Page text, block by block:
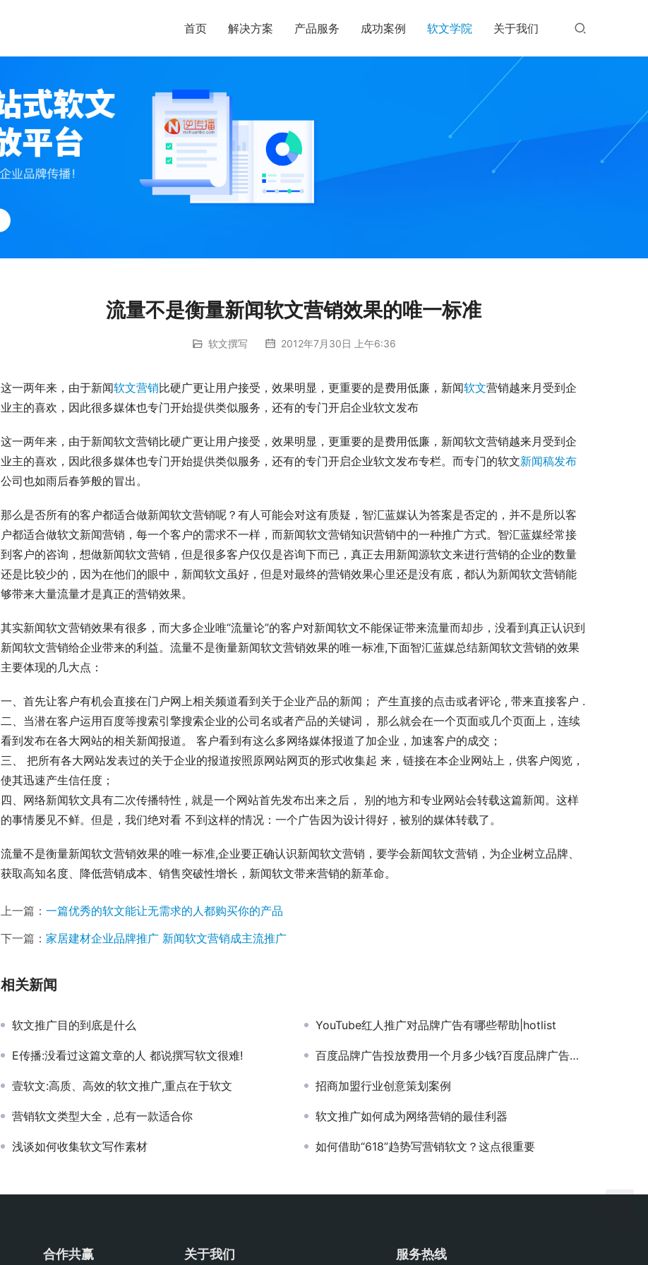
首页 解决方案 产品服务 成功案例 软文学院 关于我们
流量不是衡量新闻软文营销效果的唯一标准
软文撰写 2012年7月30日 上午6:36
这一两年来，由于新闻软文营销比硬广更让用户接受，效果明显，更重要的是费用低廉，新闻软文营销越来月受到企
业主的喜欢，因此很多媒体也专门开始提供类似服务，还有的专门开启企业软文发布
这一两年来，由于新闻软文营销比硬广更让用户接受，效果明显，更重要的是费用低廉，新闻软文营销越来月受到企
业主的喜欢，因此很多媒体也专门开始提供类似服务，还有的专门开启企业软文发布专栏。而专门的软文新闻稿发布
公司也如雨后春笋般的冒出。
那么是否所有的客户都适合做新闻软文营销呢？有人可能会对这有质疑，智汇蓝媒认为答案是否定的，并不是所以客
户都适合做软文新闻营销，每一个客户的需求不一样，而新闻软文营销知识营销中的一种推广方式。智汇蓝媒经常接
到客户的咨询，想做新闻软文营销，但是很多客户仅仅是咨询下而已，真正去用新闻源软文来进行营销的企业的数量
还是比较少的，因为在他们的眼中，新闻软文虽好，但是对最终的营销效果心里还是没有底，都认为新闻软文营销能
够带来大量流量才是真正的营销效果。
其实新闻软文营销效果有很多，而大多企业唯“流量论”的客户对新闻软文不能保证带来流量而却步，没看到真正认识到
新闻软文营销给企业带来的利益。流量不是衡量新闻软文营销效果的唯一标准,下面智汇蓝媒总结新闻软文营销的效果
主要体现的几大点：
二、当潜在客户运用百度等搜索引擎搜索企业的公司名或者产品的关键词， 那么就会在一个页面或几个页面上，连续
看到发布在各大网站的相关新闻报道。 客户看到有这么多网络媒体报道了加企业，加速客户的成交；
三、 把所有各大网站发表过的关于企业的报道按照原网站网页的形式收集起 来，链接在本企业网站上，供客户阅览，
使其迅速产生信任度；
四、网络新闻软文具有二次传播特性 , 就是一个网站首先发布出来之后， 别的地方和专业网站会转载这篇新闻。这样
的事情屡见不鲜。但是，我们绝对看 不到这样的情况：一个广告因为设计得好，被别的媒体转载了。
流量不是衡量新闻软文营销效果的唯一标准,企业要正确认识新闻软文营销，要学会新闻软文营销，为企业树立品牌、
获取高知名度、降低营销成本、销售突破性增长，新闻软文带来营销的新革命。
上一篇： 一篇优秀的软文能让无需求的人都购买你的产品
下一篇： 家居建材企业品牌推广 新闻软文营销成主流推广
相关新闻
软文推广目的到底是什么 YouTube红人推广对品牌广告有哪些帮助|hotlist
E传播:没看过这篇文章的人 都说撰写软文很难! 百度品牌广告投放费用一个月多少钱?百度品牌广告收费标准是什么?
壹软文:高质、高效的软文推广,重点在于软文 招商加盟行业创意策划案例
营销软文类型大全，总有一款适合你 软文推广如何成为网络营销的最佳利器
浅谈如何收集软文写作素材 如何借助“618”趋势写营销软文？这点很重要
合作共赢 关于我们 服务热线